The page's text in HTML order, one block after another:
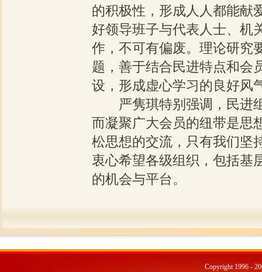
的积极性，形成人人都能献
好领导班子与代表人士、机
作，不可有偏废。理论研究
题，善于结合民进特点和会
设，形成虚心学习的良好风
严隽琪特别强调，民进组
而凝聚广大会员的纽带是思
松思想的交流，只有我们坚
衷心希望各级组织，包括基
的机会与平台。
Copyright 1996 -